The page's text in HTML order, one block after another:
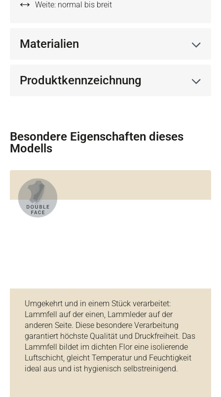
Weite: normal bis breit
Materialien
Produktkennzeichnung
Besondere Eigenschaften dieses
Modells
Umgekehrt und in einem Stück verarbeitet:
Lammfell auf der einen, Lammleder auf der
anderen Seite. Diese besondere Verarbeitung
garantiert höchste Qualität und Druckfreiheit. Das
Lammfell bildet im dichten Flor eine isolierende
Luftschicht, gleicht Temperatur und Feuchtigkeit
ideal aus und ist hygienisch selbstreinigend.